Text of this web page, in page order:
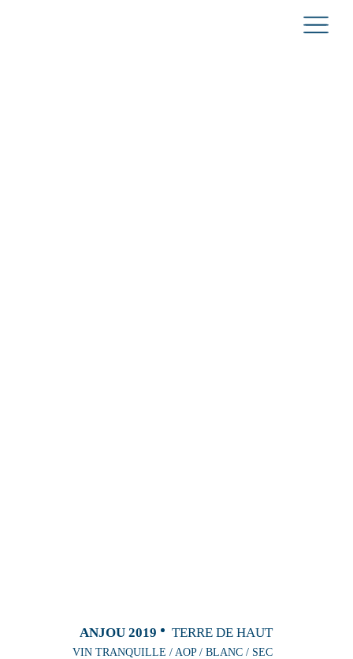
ANJOU 2019 TERRE DE HAUT
VIN TRANQUILLE / AOP / BLANC / SEC